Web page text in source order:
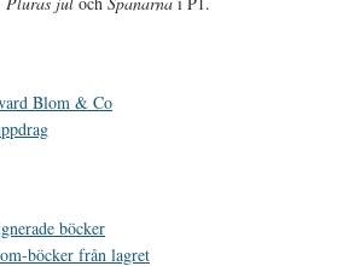
Blom & Co
böcker
böcker från lagret